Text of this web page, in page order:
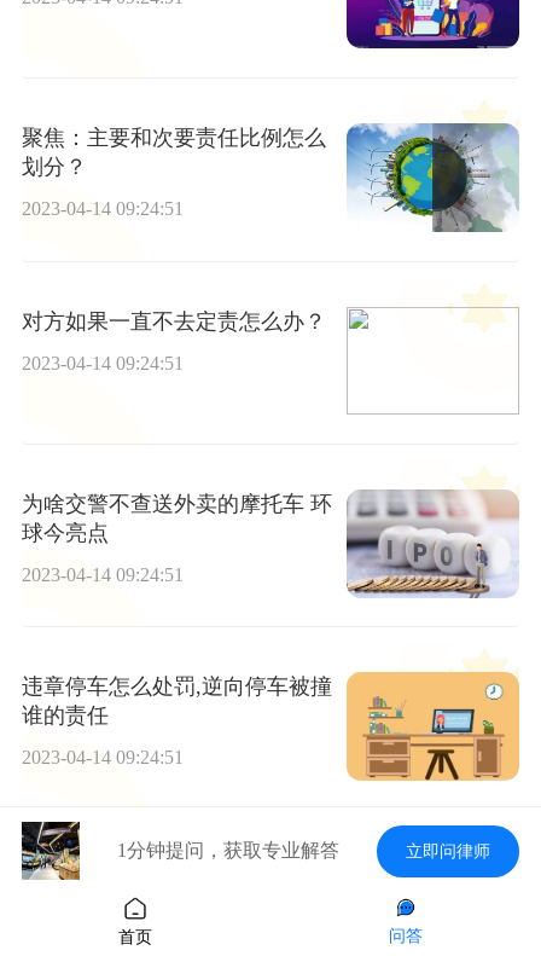
聚焦：主要和次要责任比例怎么
划分？
2023-04-14 09:24:51
对方如果一直不去定责怎么办？
2023-04-14 09:24:51
为啥交警不查送外卖的摩托车 环
球今亮点
2023-04-14 09:24:51
违章停车怎么处罚,逆向停车被撞
谁的责任
2023-04-14 09:24:51
劳动法在线咨询 工伤后没有住院
治疗能不能确认工伤？
2023-04-14 09:24:51
1分钟提问，获取专业解答 立即问律师
首页 问答